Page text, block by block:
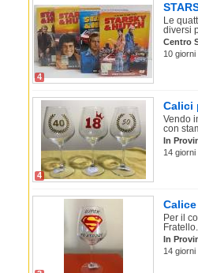
4
Le
diversi
Centro
10
4
Calici
Vendo
con
In
14
Per il
In
14